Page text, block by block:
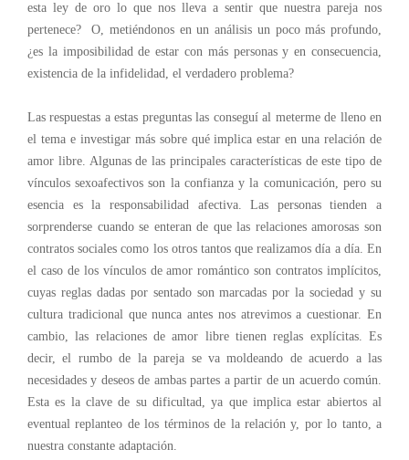
esta ley de oro lo que nos lleva a sentir que nuestra pareja nos
pertenece? O, metiéndonos en un análisis un poco más profundo,
¿es la imposibilidad de estar con más personas y en consecuencia,
existencia de la infidelidad, el verdadero problema?
Las respuestas a estas preguntas las conseguí al meterme de lleno en
el tema e investigar más sobre qué implica estar en una relación de
amor libre. Algunas de las principales características de este tipo de
vínculos sexoafectivos son la confianza y la comunicación, pero su
esencia es la responsabilidad afectiva. Las personas tienden a
sorprenderse cuando se enteran de que las relaciones amorosas son
contratos sociales como los otros tantos que realizamos día a día. En
el caso de los vínculos de amor romántico son contratos implícitos,
cuyas reglas dadas por sentado son marcadas por la sociedad y su
cultura tradicional que nunca antes nos atrevimos a cuestionar. En
cambio, las relaciones de amor libre tienen reglas explícitas. Es
decir, el rumbo de la pareja se va moldeando de acuerdo a las
necesidades y deseos de ambas partes a partir de un acuerdo común.
Esta es la clave de su dificultad, ya que implica estar abiertos al
eventual replanteo de los términos de la relación y, por lo tanto, a
nuestra constante adaptación.